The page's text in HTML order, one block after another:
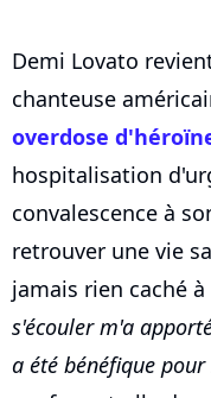
Demi Lovato
chanteuse
overdose
hospitalisation
convalescence à
retrouver une vie
jamais rien caché à
s'écouler m'a
a été bénéfique